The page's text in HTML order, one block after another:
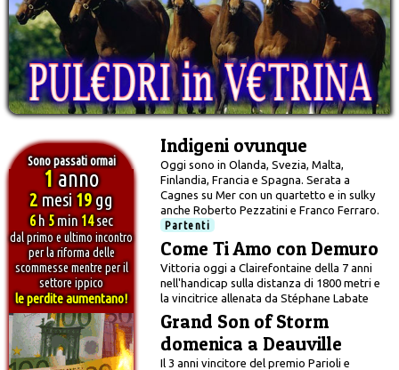
Sono passati ormai
1anno
2mesi19gg
6h5min15sec
dal primo e ultimo incontro
per la riforma delle
scommesse mentre per il
settore ippico
le perdite aumentano!
Indigeni ovunque
Oggi sono in Olanda, Svezia, Malta,
Finlandia, Francia e Spagna. Serata a
Cagnes su Mer con un quartetto e in sulky
anche Roberto Pezzatini e Franco Ferraro.
Partenti
Come Ti Amo con Demuro
Vittoria oggi a Clairefontaine della 7 anni
nell'handicap sulla distanza di 1800 metri e
la vincitrice allenata da Stéphane Labate
Grand Son of Storm
domenica a Deauville
Il 3 anni vincitore del premio Parioli e